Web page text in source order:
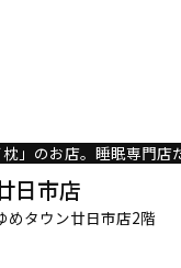
日市店
めタウン廿日市店2階